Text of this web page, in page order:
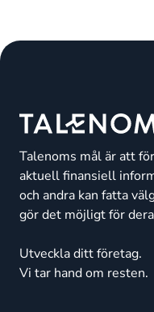
Talenoms mål är att
aktuell finansiell
och andra kan fatta
gör det möjligt för
Utveckla ditt företag.
Vi tar hand om resten.